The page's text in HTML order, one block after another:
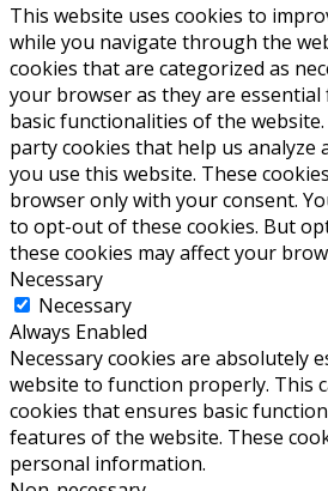
This website uses cookies to
while you navigate through the
cookies that are categorized as
your browser as they are
basic functionalities of the
party cookies that help us analyze
you use this website. These
browser only with your consent.
to opt-out of these cookies. But
these cookies may affect your
Necessary
Necessary
Always Enabled
Necessary cookies are absolutely
website to function properly. This
cookies that ensures basic
features of the website. These
personal information.